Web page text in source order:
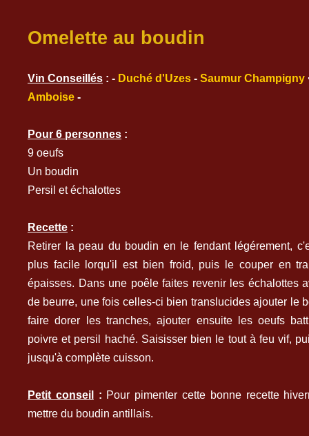
Omelette au boudin
Vin Conseillés : - Duché d'Uzes - Saumur Champigny
Amboise -
Pour 6 personnes :
9 oeufs
Un boudin
Persil et échalottes
Recette :
Retirer la peau du boudin en le fendant légérement,
plus facile lorqu'il est bien froid, puis le couper en
épaisses. Dans une poêle faites revenir les échalottes
de beurre, une fois celles-ci bien translucides ajouter le
faire dorer les tranches, ajouter ensuite les oeufs
poivre et persil haché. Saisisser bien le tout à feu vif,
jusqu'à complète cuisson.
Petit conseil: Pour pimenter cette bonne recette
mettre du boudin antillais.